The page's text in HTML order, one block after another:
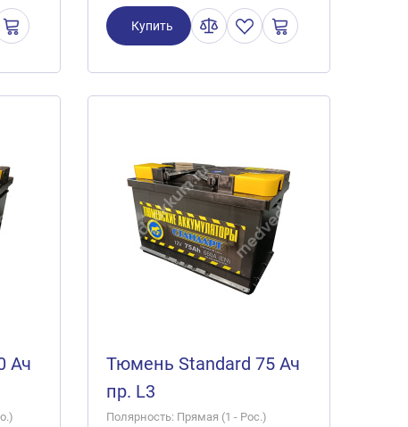
Купить
Ач
Тюмень Standard 75 Ач
пр. L3
Полярность: Прямая (1 - Рос.)